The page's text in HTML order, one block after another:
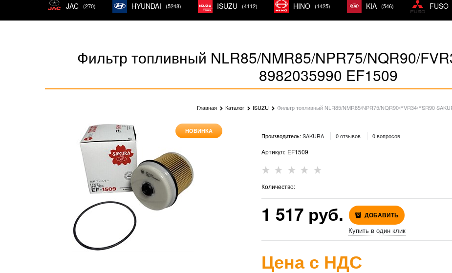
JAC (270) HYUNDAI (5248) ISUZU (4112) HINO (1425) KIA (546) FUSO
Фильтр топливный NLR85/NMR85/NPR75/NQR90/
8982035990 EF1509
Главная Каталог ISUZU Фильтр топливный NLR85/NMR85/NPR75/NQR90/FVR34/FSR90
НОВИНКА
Производитель: SAKURA 0 отзывов 0 вопросов
Артикул: EF1509
Количество:
1 517 руб. ДОБАВИТЬ
Купить в один клик
Цена с НДС